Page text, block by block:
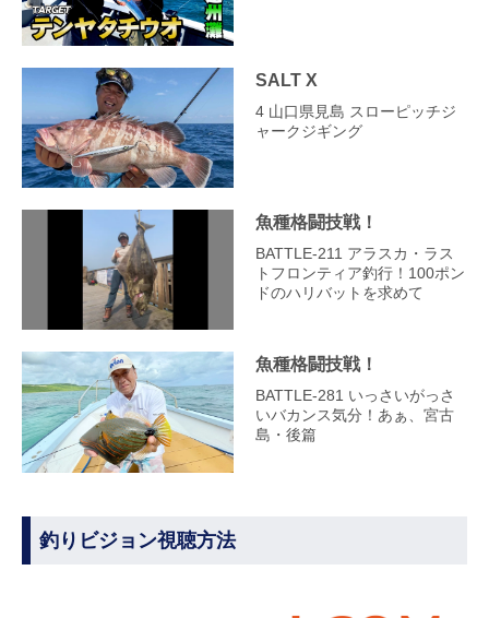
SALT X
4 山口県見島 スローピッチジ
ャークジギング
魚種格闘技戦！
BATTLE‐211 アラスカ・ラス
トフロンティア釣行！100ポン
ドのハリバットを求めて
魚種格闘技戦！
BATTLE-281 いっさいがっさ
いバカンス気分！あぁ、宮古
島・後篇
釣りビジョン視聴方法